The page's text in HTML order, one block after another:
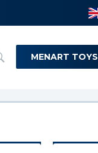
MENART TOYS